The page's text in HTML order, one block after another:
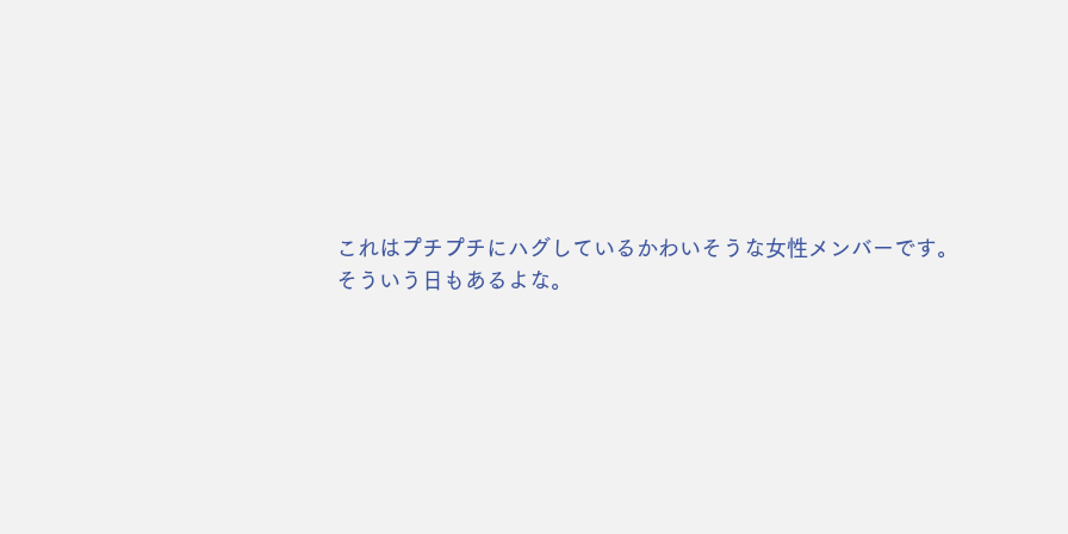
これはプチプチにハグしているかわいそうな女性メンバーです。
そういう日もあるよな。